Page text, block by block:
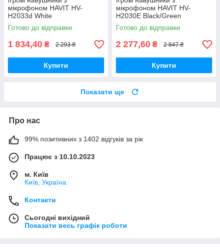
мікрофоном HAVIT HV-
H2033d White
Готово до відправки
1 834,40 ₴ 2 293 ₴
Купити
мікрофоном HAVIT HV-
H2030E Black/Green
Готово до відправки
2 277,60 ₴ 2 847 ₴
Купити
Показати ще
Про нас
99% позитивних з 1402 відгуків за рік
Працює з 10.10.2023
м. Київ
Київ, Україна
Контакти
Сьогодні вихідний
Показати весь графік роботи